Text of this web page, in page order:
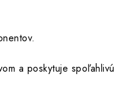
a poskytuje spoľahlivú